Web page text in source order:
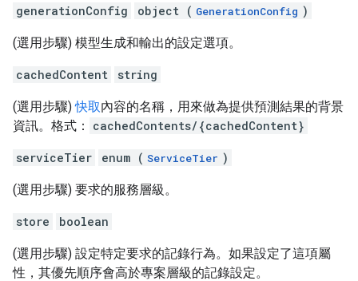
generationConfig object ( GenerationConfig )
(選用步驟) 模型生成和輸出的設定選項。
cachedContent string
(選用步驟)快取內容的名稱，用來做為提供預測結果的背景
資訊。格式：
cachedContents/{cachedContent}
serviceTier enum ( ServiceTier )
(選用步驟) 要求的服務層級。
store boolean
(選用步驟) 設定特定要求的記錄行為。如果設定了這項屬
性，其優先順序會高於專案層級的記錄設定。